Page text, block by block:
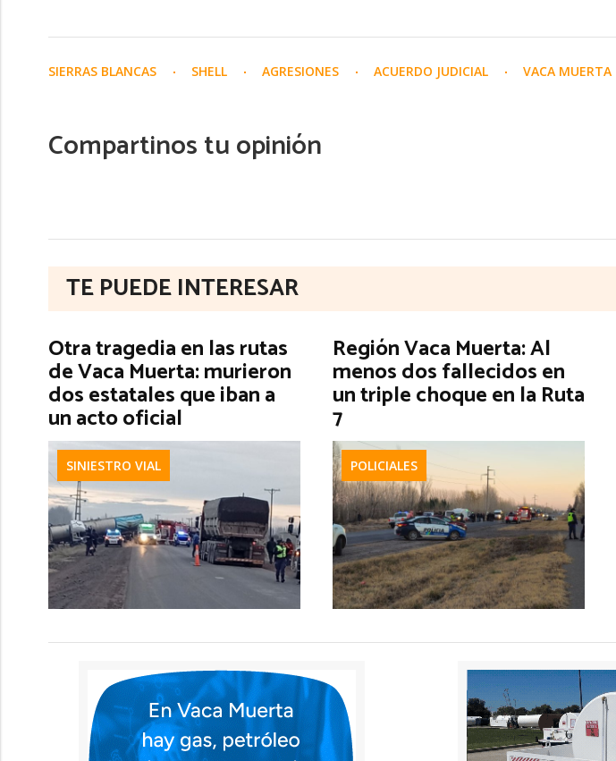
SIERRAS BLANCAS SHELL AGRESIONES ACUERDO JUDICIAL VACA MUERTA
Compartinos tu opinión
TE PUEDE INTERESAR
Otra tragedia en las rutas
de Vaca Muerta: murieron
dos estatales que iban a
un acto oficial
SINIESTRO VIAL
Región Vaca Muerta: Al
menos dos fallecidos en
un triple choque en la Ruta
7
POLICIALES